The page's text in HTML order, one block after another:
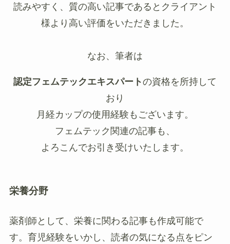
読みやすく、質の高い記事であるとクライアント
様より高い評価をいただきました。
なお、筆者は
認定フェムテックエキスパートの資格を所持して
おり
月経カップの使用経験もございます。
フェムテック関連の記事も、
よろこんでお引き受けいたします。
栄養分野
薬剤師として、栄養に関わる記事も作成可能で
す。育児経験をいかし、読者の気になる点をピン